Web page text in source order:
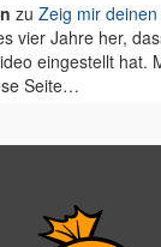
zu Zeig mir
vier Jahre her,
eingestellt hat.
Seite…